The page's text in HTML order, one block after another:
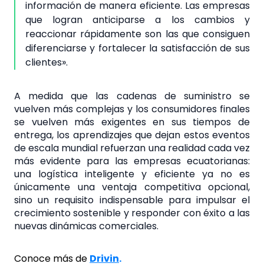
información de manera eficiente. Las empresas
que logran anticiparse a los cambios y
reaccionar rápidamente son las que consiguen
diferenciarse y fortalecer la satisfacción de sus
clientes».
A medida que las cadenas de suministro se
vuelven más complejas y los consumidores finales
se vuelven más exigentes en sus tiempos de
entrega, los aprendizajes que dejan estos eventos
de escala mundial refuerzan una realidad cada vez
más evidente para las empresas ecuatorianas:
una logística inteligente y eficiente ya no es
únicamente una ventaja competitiva opcional,
sino un requisito indispensable para impulsar el
crecimiento sostenible y responder con éxito a las
nuevas dinámicas comerciales.
Conoce más de Drivin.